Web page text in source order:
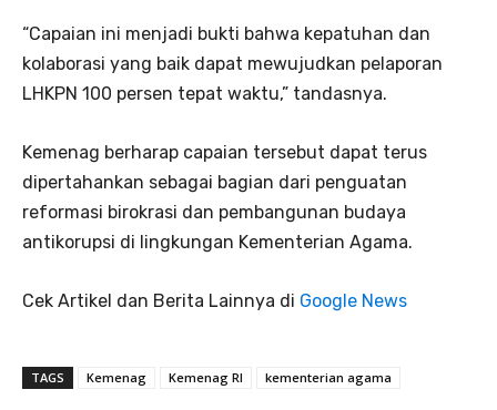
“Capaian ini menjadi bukti bahwa kepatuhan dan
kolaborasi yang baik dapat mewujudkan pelaporan
LHKPN 100 persen tepat waktu,” tandasnya.
Kemenag berharap capaian tersebut dapat terus
dipertahankan sebagai bagian dari penguatan
reformasi birokrasi dan pembangunan budaya
antikorupsi di lingkungan Kementerian Agama.
Cek Artikel dan Berita Lainnya di Google News
TAGS Kemenag Kemenag RI kementerian agama